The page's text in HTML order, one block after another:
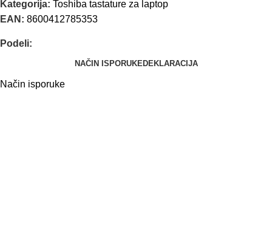
Kategorija: Toshiba tastature za laptop
EAN: 8600412785353
Podeli:
NAČIN ISPORUKEDEKLARACIJA
Način isporuke